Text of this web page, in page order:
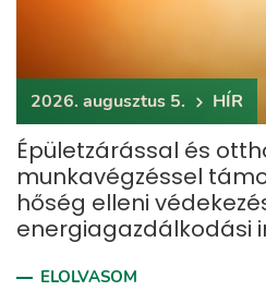
2026. augusztus 5. HÍR
Épületzárással és
munkavégzéssel
hőség elleni
energiagazdálkodási
ELOLVASOM